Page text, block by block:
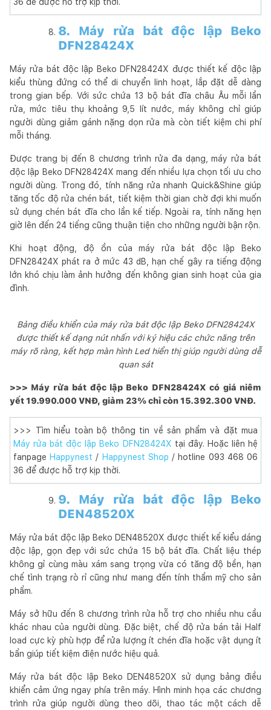
8. Máy rửa bát độc lập Beko
DFN28424X
Máy rửa bát độc lập Beko DFN28424X được thiết kế độc lập
kiểu thùng đứng có thể di chuyển linh hoạt, lắp đặt dễ dàng
trong gian bếp. Với sức chứa 13 bộ bát đĩa châu Âu mỗi lần
rửa, mức tiêu thụ khoảng 9,5 lít nước, máy không chỉ giúp
người dùng giảm gánh nặng dọn rửa mà còn tiết kiệm chi phí
mỗi tháng.
Được trang bị đến 8 chương trình rửa đa dạng, máy rửa bát
độc lập Beko DFN28424X mang đến nhiều lựa chọn tối ưu cho
người dùng. Trong đó, tính năng rửa nhanh Quick&Shine giúp
tăng tốc độ rửa chén bát, tiết kiệm thời gian chờ đợi khi muốn
sử dụng chén bát đĩa cho lần kế tiếp. Ngoài ra, tính năng hẹn
giờ lên đến 24 tiếng cũng thuận tiện cho những người bận rộn.
Khi hoạt động, độ ồn của máy rửa bát độc lập Beko
DFN28424X phát ra ở mức 43 dB, hạn chế gây ra tiếng động
lớn khó chịu làm ảnh hưởng đến không gian sinh hoạt của gia
đình.
Bảng điều khiển của máy rửa bát độc lập Beko DFN28424X
được thiết kế dạng nút nhấn với ký hiệu các chức năng trên
máy rõ ràng, kết hợp màn hình Led hiển thị giúp người dùng dễ
quan sát
>>> Máy rửa bát độc lập Beko DFN28424X có giá niêm
yết 19.990.000 VNĐ, giảm 23% chỉ còn 15.392.300 VNĐ.
>>> Tìm hiểu toàn bộ thông tin về sản phẩm và đặt mua
Máy rửa bát độc lập Beko DFN28424X tại đây. Hoặc liên hệ
fanpage Happynest / Happynest Shop / hotline 093 468 06
36 để được hỗ trợ kịp thời.
9. Máy rửa bát độc lập Beko
DEN48520X
Máy rửa bát độc lập Beko DEN48520X được thiết kế kiểu dáng
độc lập, gọn đẹp với sức chứa 15 bộ bát đĩa. Chất liệu thép
không gỉ cùng màu xám sang trọng vừa có tăng độ bền, hạn
chế tình trạng rò rỉ cũng như mang đến tính thẩm mỹ cho sản
phẩm.
Máy sở hữu đến 8 chương trình rửa hỗ trợ cho nhiều nhu cầu
khác nhau của người dùng. Đặc biệt, chế độ rửa bán tải Half
load cực kỳ phù hợp để rửa lượng ít chén đĩa hoặc vật dụng ít
bẩn giúp tiết kiệm điện nước hiệu quả.
Máy rửa bát độc lập Beko DEN48520X sử dụng bảng điều
khiển cảm ứng ngay phía trên máy. Hình minh họa các chương
trình rửa giúp người dùng theo dõi, thao tác một cách dễ